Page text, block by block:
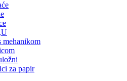
mehanikom
za papir